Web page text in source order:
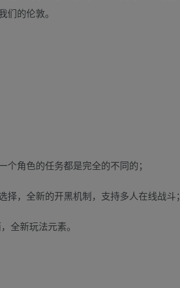
们的伦敦。
角色的任务都是完全的不同的；
择，全新的开黑机制，支持多人在线战斗；
全新玩法元素。